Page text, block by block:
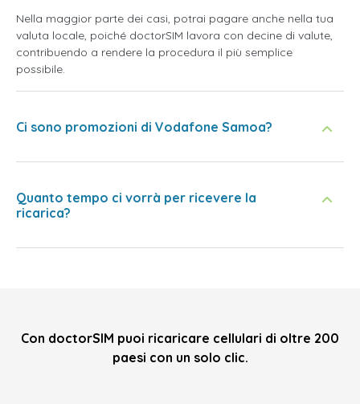
Nella maggior parte dei casi, potrai pagare anche nella tua
valuta locale, poiché doctorSIM lavora con decine di valute,
contribuendo a rendere la procedura il più semplice
possibile.
Ci sono promozioni di Vodafone Samoa?
Quanto tempo ci vorrà per ricevere la
ricarica?
Con doctorSIM puoi ricaricare cellulari di oltre 200
paesi con un solo clic.